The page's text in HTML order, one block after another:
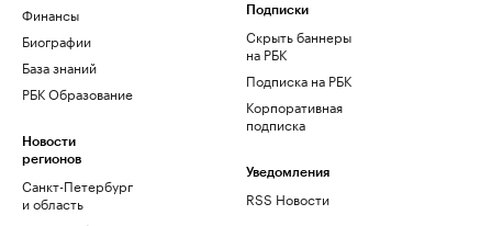
Финансы
Биографии
База знаний
РБК Образование
Новости
регионов
Санкт-Петербург
и область
Подписки
Скрыть баннеры
на РБК
Подписка на РБК
Корпоративная
подписка
Уведомления
RSS Новости